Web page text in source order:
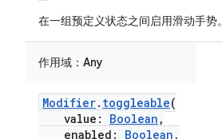
在一组预定义状态之间启用滑动手势。
作用域： Any
Modifier. toggleable(
value: Boolean ,
enabled: Boolean ,